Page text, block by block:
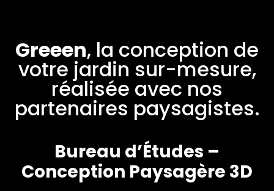
Greeen, la conception de
votre jardin sur-mesure,
réalisée avec nos
partenaires paysagistes.
Bureau d’Études –
Conception Paysagère 3D